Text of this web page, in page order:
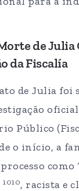
de Julia
da Fiscalía
de Julia
Público
o início, a
1010, racista e